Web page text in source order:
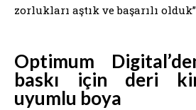
zorlukları aştık ve başarılı
Optimum
baskı için deri
uyumlu boya